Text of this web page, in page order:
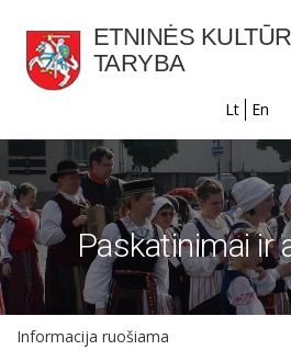
ETNINĖS
TARYBA
Lt En
Paskatinimai ir
Informacija ruošiama